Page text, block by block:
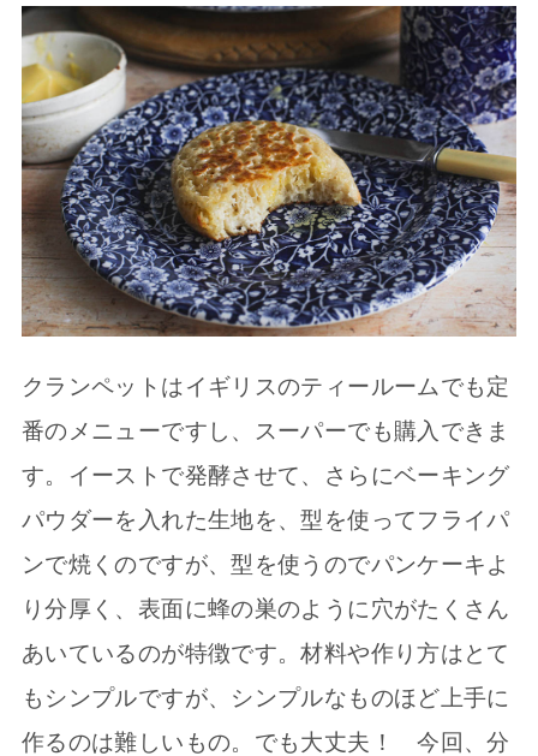
クランペットはイギリスのティールームでも定
番のメニューですし、スーパーでも購入できま
す。イーストで発酵させて、さらにベーキング
パウダーを入れた生地を、型を使ってフライパ
ンで焼くのですが、型を使うのでパンケーキよ
り分厚く、表面に蜂の巣のように穴がたくさん
あいているのが特徴です。材料や作り方はとて
もシンプルですが、シンプルなものほど上手に
作るのは難しいもの。でも大丈夫！ 今回、分